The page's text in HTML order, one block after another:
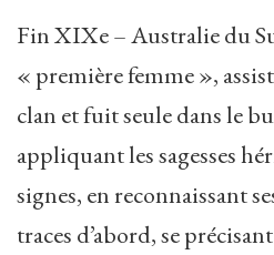
Fin XIXe – Australie du
« première femme »,
clan et fuit seule dans le
appliquant les sagesses
signes, en reconnaissant
traces d’abord, se